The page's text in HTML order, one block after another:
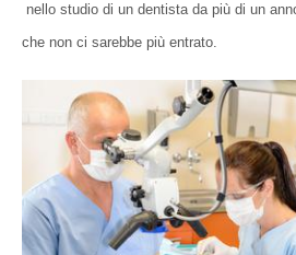
nello studio di un dentista da più di un
che non ci sarebbe più entrato.